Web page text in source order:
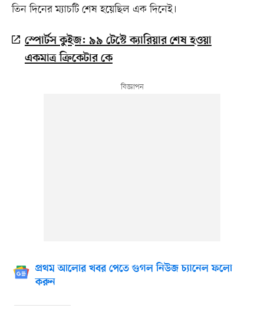
তিন দিনের ম্যাচটি শেষ হয়েছিল এক দিনেই।
স্পোর্টস কুইজ: ৯৯ টেস্টে ক্যারিয়ার শেষ হওয়া
একমাত্র ক্রিকেটার কে
প্রথম আলোর খবর পেতে গুগল নিউজ চ্যানেল ফলো
করুন